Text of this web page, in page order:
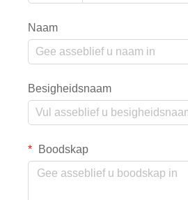
Naam
Besigheidsnaam
Boodskap